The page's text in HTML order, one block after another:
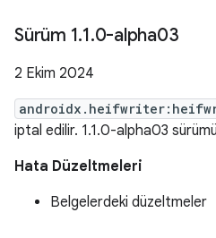
Sürüm 1.1.0-alpha03
2 Ekim 2024
iptal edilir. 1.1.0-alpha03 sürümü
Hata Düzeltmeleri
Belgelerdeki düzeltmeler